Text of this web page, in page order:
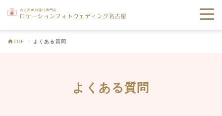
toggle
TOP > よくある質問
よくある質問